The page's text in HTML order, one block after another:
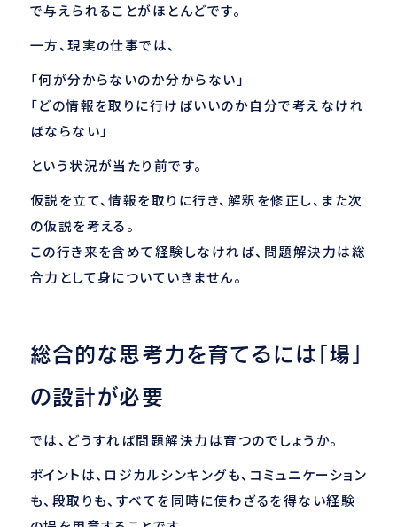
で与えられることがほとんどです。
一方、現実の仕事では、
「何が分からないのか分からない」
「どの情報を取りに行けばいいのか自分で考えなけれ
ばならない」
という状況が当たり前です。
仮説を立て、情報を取りに行き、解釈を修正し、また次
の仮説を考える。
この行き来を含めて経験しなければ、問題解決力は総
合力として身についていきません。
総合的な思考力を育てるには「場」
の設計が必要
では、どうすれば問題解決力は育つのでしょうか。
ポイントは、ロジカルシンキングも、コミュニケーション
も、段取りも、すべてを同時に使わざるを得ない経験